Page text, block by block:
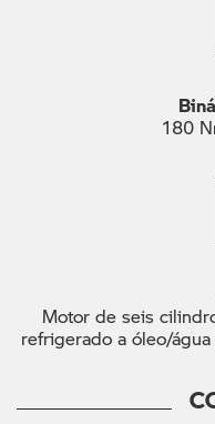
180
Motor de seis
refrigerado a óleo/